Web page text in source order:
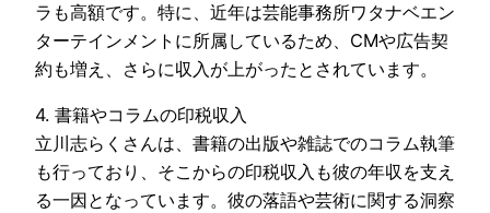
ラも高額です。特に、近年は芸能事務所ワタナベエン
ターテインメントに所属しているため、CMや広告契
約も増え、さらに収入が上がったとされています​。
4. 書籍やコラムの印税収入
立川志らくさんは、書籍の出版や雑誌でのコラム執筆
も行っており、そこからの印税収入も彼の年収を支え
る一因となっています。彼の落語や芸術に関する洞察